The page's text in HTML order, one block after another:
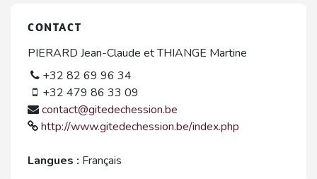
CONTACT
PIERARD Jean-Claude et THIANGE Martine
+32 82 69 96 34
+32 479 86 33 09
contact@gitedechession.be
http://www.gitedechession.be/index.php
Langues : Français